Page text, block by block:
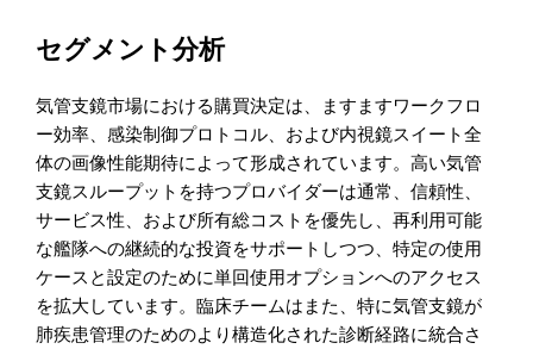
セグメント分析
気管支鏡市場における購買決定は、ますますワークフロ
ー効率、感染制御プロトコル、および内視鏡スイート全
体の画像性能期待によって形成されています。高い気管
支鏡スループットを持つプロバイダーは通常、信頼性、
サービス性、および所有総コストを優先し、再利用可能
な艦隊への継続的な投資をサポートしつつ、特定の使用
ケースと設定のために単回使用オプションへのアクセス
を拡大しています。臨床チームはまた、特に気管支鏡が
肺疾患管理のためのより構造化された診断経路に統合さ